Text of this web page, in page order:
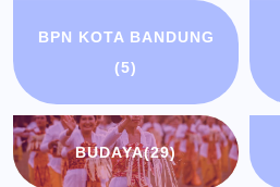
BPN KOTA BANDUNG
(5)
BUDAYA(29)